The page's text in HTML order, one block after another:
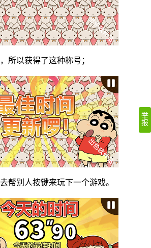
所以获得了这种称号；
帮别人按键来玩下一个游戏。
举
报